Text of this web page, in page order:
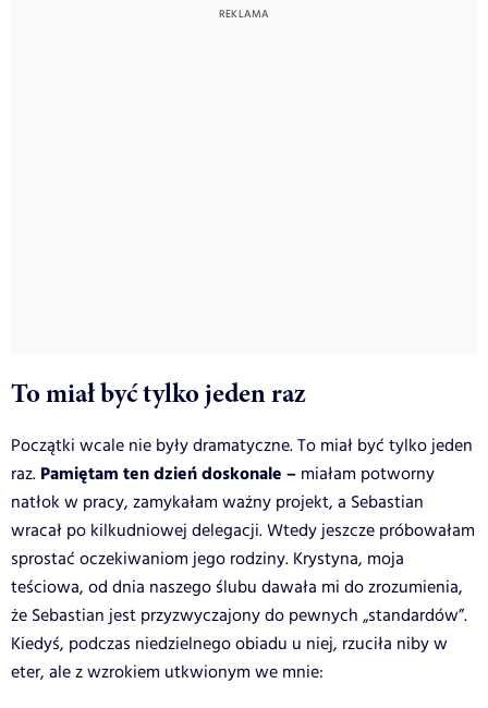
To miał być tylko jeden raz
Początki wcale nie były dramatyczne. To miał być tylko jeden
raz. Pamiętam ten dzień doskonale – miałam potworny
natłok w pracy, zamykałam ważny projekt, a Sebastian
wracał po kilkudniowej delegacji. Wtedy jeszcze próbowałam
sprostać oczekiwaniom jego rodziny. Krystyna, moja
teściowa, od dnia naszego ślubu dawała mi do zrozumienia,
że Sebastian jest przyzwyczajony do pewnych „standardów”.
Kiedyś, podczas niedzielnego obiadu u niej, rzuciła niby w
eter, ale z wzrokiem utkwionym we mnie: